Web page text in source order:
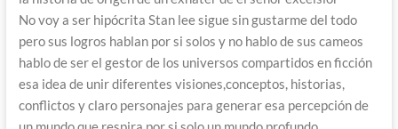
No voy a ser hipócrita Stan lee sigue sin gustarme del todo
pero sus logros hablan por si solos y no hablo de sus cameos
hablo de ser el gestor de los universos compartidos en ficción
esa idea de unir diferentes visiones,conceptos, historias,
conflictos y claro personajes para generar esa percepción de